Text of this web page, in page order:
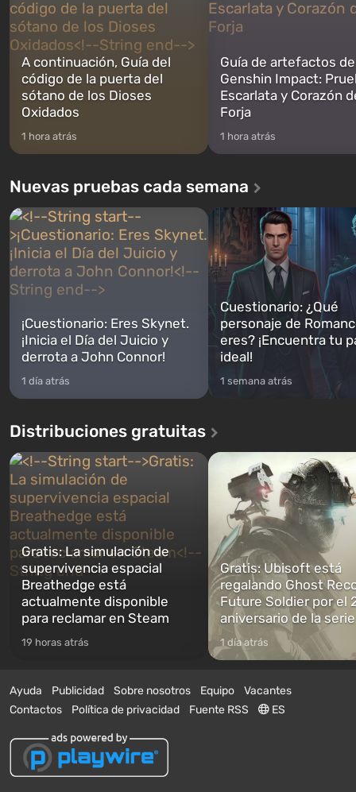
A continuación, Guía del
código de la puerta del
sótano de los Dioses
Oxidados
1 hora atrás
Guía de artefactos de
Genshin Impact:
Escarlata y Corazón
Forja
1 hora atrás
Nuevas pruebas cada semana
¡Cuestionario: Eres Skynet.
¡Inicia el Día del Juicio y
derrota a John Connor!
1 día atrás
Cuestionario: ¿Qué
personaje de
eres? ¡Encuentra tu
ideal!
1 semana atrás
Distribuciones gratuitas
Gratis: La simulación de
supervivencia espacial
Breathedge está
actualmente disponible
para reclamar en Steam
19 horas atrás
Gratis: Ubisoft está
regalando Ghost
Future Soldier por el
aniversario de la serie
1 día atrás
Ayuda Publicidad Sobre nosotros Equipo
Vacantes
Contactos
Política de privacidad Fuente RSS ES